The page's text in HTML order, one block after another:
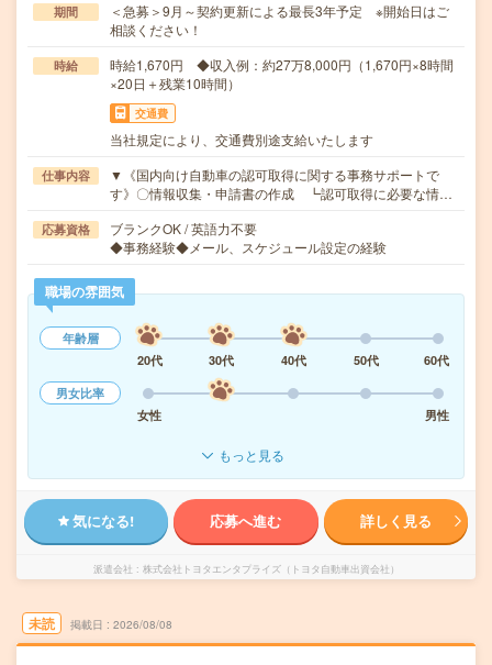
期間
＜急募＞9月～契約更新による最長3年予定 ※開始日はご
相談ください！
時給
時給1,670円 ◆収入例：約27万8,000円（1,670円×8時間
×20日＋残業10時間）
交通費
当社規定により、交通費別途支給いたします
仕事内容
▼《国内向け自動車の認可取得に関する事務サポートで
す》〇情報収集・申請書の作成 ┗認可取得に必要な情…
応募資格
ブランクOK / 英語力不要
◆事務経験◆メール、スケジュール設定の経験
職場の雰囲気
年齢層
20代
30代 40代 50代
60代
男女比率
女性
男性
もっと見る
気になる! 応募へ進む 詳しく見る
派遣会社 株式会社トヨタエンタプライズ（トヨタ自動車出資会社）
未読 掲載日 2026/08/08